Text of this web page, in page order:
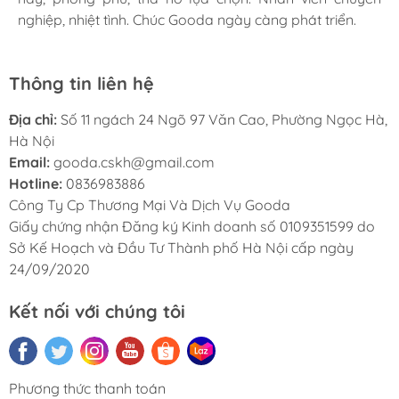
nghiệp, nhiệt tình. Chúc Gooda ngày càng phát triển.
nghiệp, nhiệt tình. Chúc Gooda ngày càng phát triển.
nghiệp, nhiệt tình. Chúc Gooda ngày càng phát triển.
Thông tin liên hệ
Địa chỉ: Số 11 ngách 24 Ngõ 97 Văn Cao, Phường Ngọc Hà,
Hà Nội
Email: gooda.cskh@gmail.com
Hotline: 0836983886
Công Ty Cp Thương Mại Và Dịch Vụ Gooda
Giấy chứng nhận Đăng ký Kinh doanh số 0109351599 do
Sở Kế Hoạch và Đầu Tư Thành phố Hà Nội cấp ngày
24/09/2020
Kết nối với chúng tôi
Phương thức thanh toán